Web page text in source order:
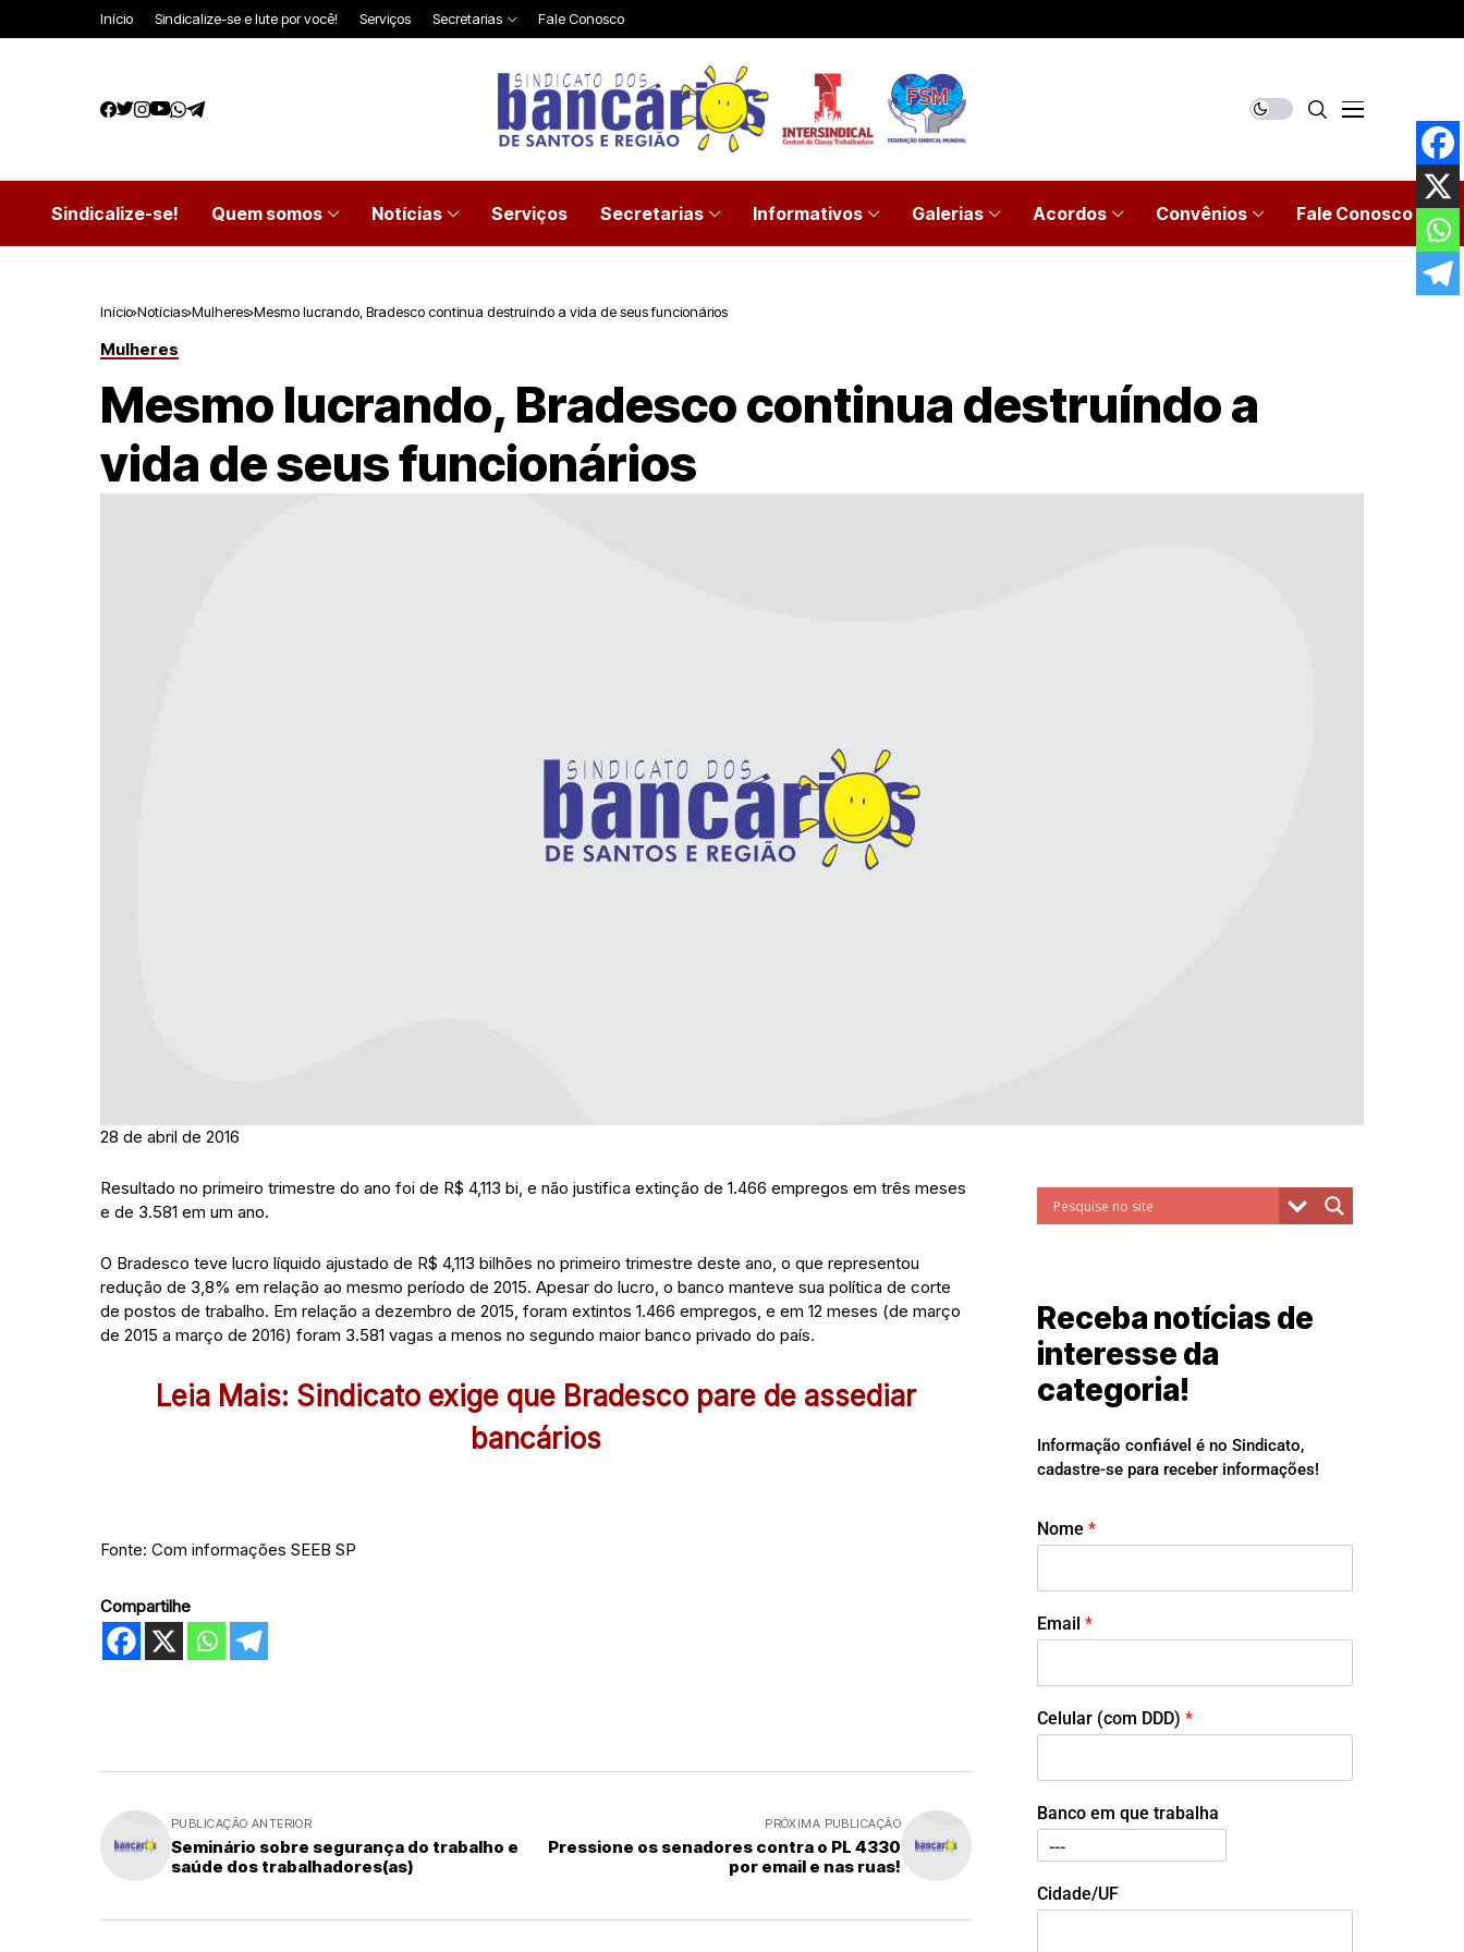
Início Sindicalize-se e lute por você! Serviços Secretarias Fale Conosco
Sindicalize-se! Quem somos Notícias Serviços Secretarias Informativos Galerias Acordos Convênios Fale Conosco
Início Notícias Mulheres Mesmo lucrando, Bradesco continua destruíndo a vida de seus funcionários
Mulheres
Mesmo lucrando, Bradesco continua destruíndo a
vida de seus funcionários
28 de abril de 2016
Resultado no primeiro trimestre do ano foi de R$ 4,113 bi, e não justifica extinção de 1.466 empregos em três meses
e de 3.581 em um ano.
O Bradesco teve lucro líquido ajustado de R$ 4,113 bilhões no primeiro trimestre deste ano, o que representou
redução de 3,8% em relação ao mesmo período de 2015. Apesar do lucro, o banco manteve sua política de corte
de postos de trabalho. Em relação a dezembro de 2015, foram extintos 1.466 empregos, e em 12 meses (de março
de 2015 a março de 2016) foram 3.581 vagas a menos no segundo maior banco privado do país.
Leia Mais: Sindicato exige que Bradesco pare de assediar
bancários
Fonte: Com informações SEEB SP
Compartilhe
PUBLICAÇÃO ANTERIOR
Seminário sobre segurança do trabalho e
saúde dos trabalhadores(as)
PRÓXIMA PUBLICAÇÃO
Pressione os senadores contra o PL 4330
por email e nas ruas!
Receba notícias de
interesse da
categoria!
Informação confiável é no Sindicato,
cadastre-se para receber informações!
Nome *
Email *
Celular (com DDD) *
Banco em que trabalha
Cidade/UF